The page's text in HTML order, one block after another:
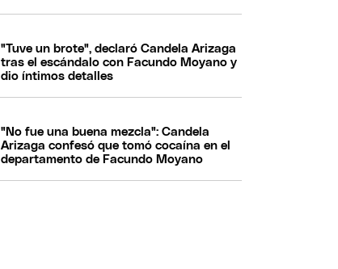
"Tuve un brote", declaró Candela Arizaga
tras el escándalo con Facundo Moyano y
dio íntimos detalles
"No fue una buena mezcla": Candela
Arizaga confesó que tomó cocaína en el
departamento de Facundo Moyano